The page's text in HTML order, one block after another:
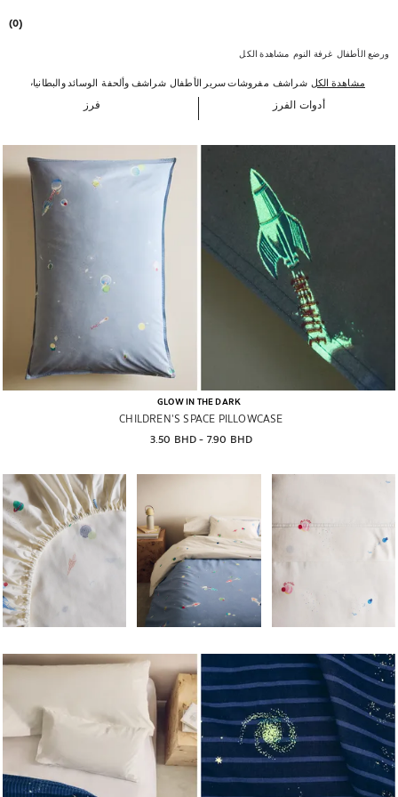
(0)
ورضع الأطفال غرفة النوم مشاهدة الكل
مشاهدة الكل شراشف مفروشات سرير الأطفال شراشف وألحفة الوسائد والبطانيات
أدوات الفرز فرز
GLOW IN THE DARK
CHILDREN’S SPACE PILLOWCASE
3.50 BHD - 7.90 BHD
الصورة إلى 1 من 6 تم تغيير الصورة إلى 1 من 6 تم تغيير الصورة إلى 1 من 6